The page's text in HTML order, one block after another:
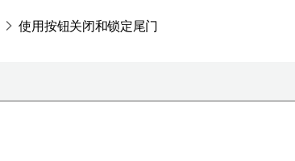
使用按钮关闭和锁定尾门